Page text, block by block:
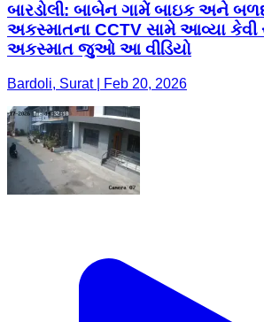
બારડોલી: બાબેન ગામેં બાઇક અને
અકસ્માતના CCTV સામે આવ્યા કેવી
અકસ્માત જુઓ આ વીડિયો
Bardoli, Surat | Feb 20, 2026